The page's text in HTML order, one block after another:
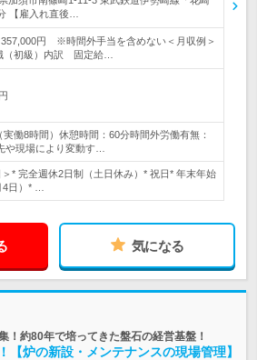
【雇入れ直後…
357,000円 ※時間外手当を含めない＜月収例＞
（初級）内訳 固定給…
働8時間）休憩時間：60分時間外労働有無：
現場により変動す…
＞* 完全週休2日制（土日休み）* 祝日* 年末年始
4日）* …
気になる
！約80年で培ってきた盤石の経営基盤！
【炉の新設・メンテナンスの現場管理】